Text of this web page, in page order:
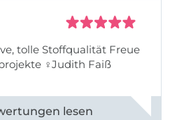
Stoffqualität Freue
♀Judith Faiß
ansehen